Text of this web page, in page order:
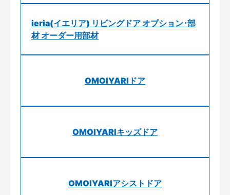
ieria(イエリア) リビングドア オプション･部
材 オーダー用部材
OMOIYARIドア
OMOIYARIキッズドア
OMOIYARIアシストドア